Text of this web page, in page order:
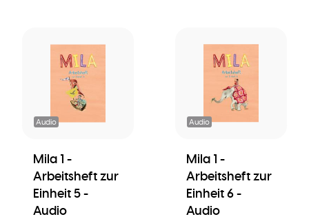
Audio
Mila 1 -
Arbeitsheft zur
Einheit 5 -
Audio
Audio
Mila 1 -
Arbeitsheft zur
Einheit 6 -
Audio